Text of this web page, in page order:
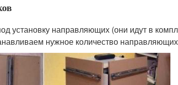
установку направляющих (они идут в
нужное количество